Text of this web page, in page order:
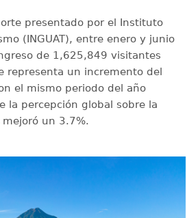
presentado por el Instituto
(INGUAT), entre enero y junio
de 1,625,849 visitantes
representa un incremento del
el mismo periodo del año
la percepción global sobre la
un 3.7%.